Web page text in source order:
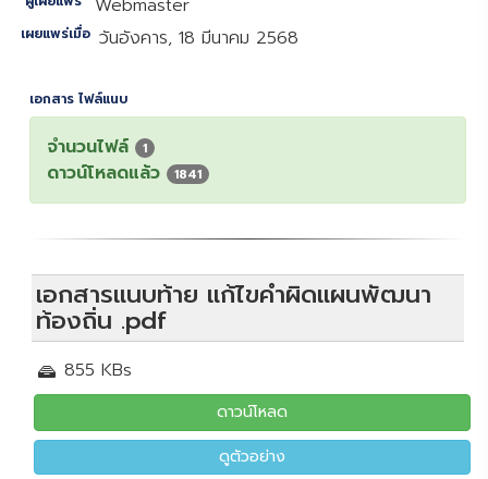
Webmaster
เผยแพร่เมื่อ วันอังคาร, 18 มีนาคม 2568
เอกสาร ไฟล์แนบ
จำนวนไฟล์ 1
ดาวน์โหลดแล้ว 1841
เอกสารแนบท้าย แก้ไขคำผิดแผนพัฒนา
ท้องถิ่น .pdf
855 KBs
ดาวน์โหลด
ดูตัวอย่าง